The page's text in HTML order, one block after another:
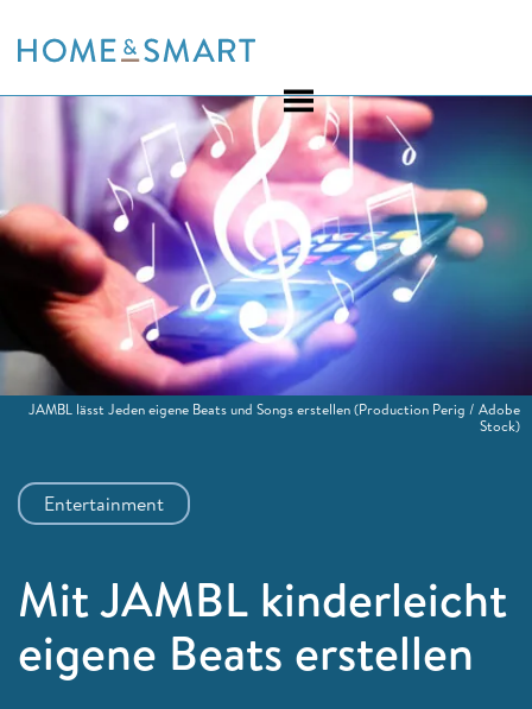
to
Entertainment
Mit JAMBL kinderleicht
eigene Beats erstellen
JAMBL lässt Jeden eigene Beats und Songs erstellen(Production Perig / Adobe
Stock)